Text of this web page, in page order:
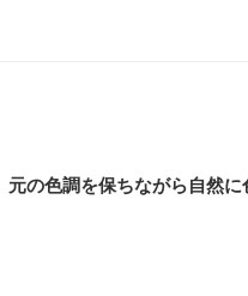
元の色調を保ちながら自然